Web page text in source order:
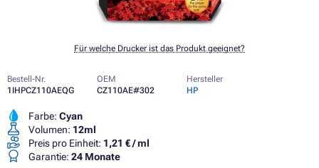
Für welche Drucker ist das Produkt geeignet?
Bestell-Nr.
1IHPCZ110AEQG
OEM
CZ110AE#302
Hersteller
HP
Farbe: Cyan
Volumen: 12ml
Preis pro Einheit: 1,21 € / ml
Garantie: 24 Monate